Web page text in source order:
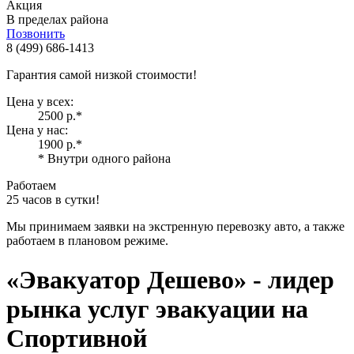
Акция
В пределах района
Позвонить
8 (499) 686-1413
Гарантия самой низкой стоимости!
Цена у всех:
2500 р.*
Цена у нас:
1900 р.*
* Внутри одного района
Работаем
25 часов в сутки!
Мы принимаем заявки на экстренную перевозку авто, а также
работаем в плановом режиме.
«Эвакуатор Дешево» - лидер
рынка услуг эвакуации на
Спортивной